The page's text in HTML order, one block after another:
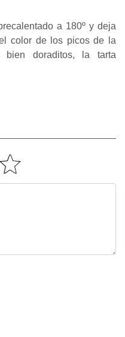
a 180º y deja
color de los picos de la
bien doraditos, la tarta